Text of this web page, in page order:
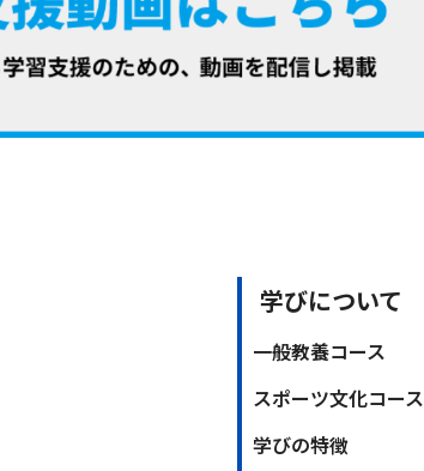
学びについて
一般教養コース
スポーツ文化コース
学びの特徴